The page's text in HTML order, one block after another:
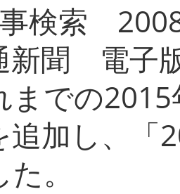
検索
聞 電子
までの
追加し、「
し